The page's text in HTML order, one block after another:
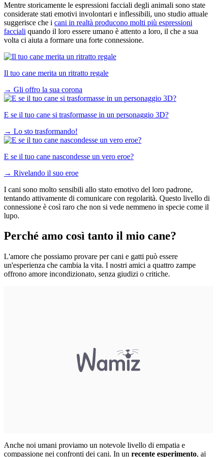
Mentre storicamente le espressioni facciali degli animali sono state
considerate stati emotivi involontari e inflessibili, uno studio attuale
suggerisce che i cani in realtà producono molti più espressioni
facciali quando il loro essere umano è attento a loro, il che a sua
volta ci aiuta a formare una forte connessione.
Il tuo cane merita un ritratto regale
→ Gli offro la sua corona
E se il tuo cane si trasformasse in un personaggio 3D?
→ Lo sto trasformando!
E se il tuo cane nascondesse un vero eroe?
→ Rivelando il suo eroe
I cani sono molto sensibili allo stato emotivo del loro padrone,
tentando attivamente di comunicare con regolarità. Questo livello di
connessione è così raro che non si vede nemmeno in specie come il
lupo.
Perché amo così tanto il mio cane?
L'amore che possiamo provare per cani e gatti può essere
un'esperienza che cambia la vita. I nostri amici a quattro zampe
offrono amore incondizionato, senza giudizi o critiche.
Anche noi umani proviamo un notevole livello di empatia e
compassione nei confronti dei cani. In un recente esperimento, ai